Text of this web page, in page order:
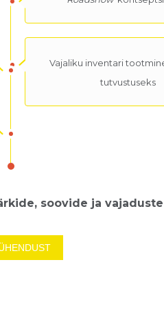
Vajaliku inventari
tutvustuseks
soovide ja